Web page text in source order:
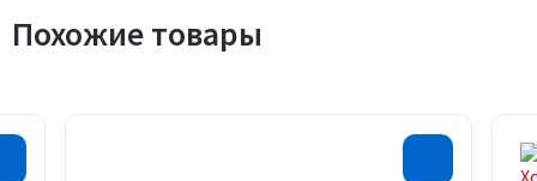
Похожие товары
Хит